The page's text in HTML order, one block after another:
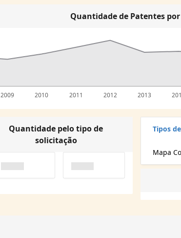
Quantidade de Patentes
2009 2010 2011 2012 2013
Quantidade pelo tipo de
solicitação
Tipos
Mapa